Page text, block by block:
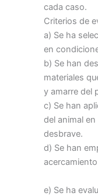
cada caso.
Criterios de
a) Se ha
en
b) Se han
materiales
y amarre del
c) Se han
del animal
desbrave.
d) Se han
e) Se ha